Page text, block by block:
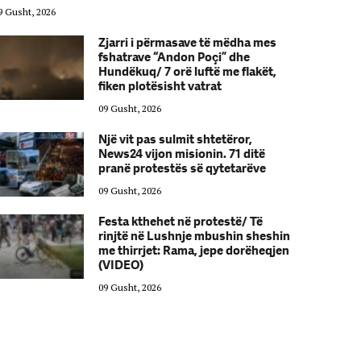
Gusht, 2026
Zjarri i përmasave të mëdha mes
fshatrave “Andon Poçi” dhe
Hundëkuq/ 7 orë luftë me flakët,
fiken plotësisht vatrat
09 Gusht, 2026
Një vit pas sulmit shtetëror,
News24 vijon misionin. 71 ditë
pranë protestës së qytetarëve
09 Gusht, 2026
Festa kthehet në protestë/ Të
rinjtë në Lushnje mbushin sheshin
me thirrjet: Rama, jepe dorëheqjen
(VIDEO)
09 Gusht, 2026